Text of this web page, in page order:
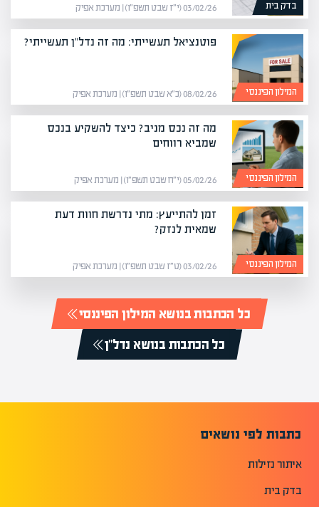
בדק בית 03/02/26 (י״ז שבט תשפ״ו) | מערכת אפיק
המילון הפיננסי
פוטנציאל תעשייתי: מה זה נדל"ן תעשייתי?
08/02/26 (כ״א שבט תשפ״ו) | מערכת אפיק
המילון הפיננסי
מה זה נכס מניב? כיצד להשקיע בנכס
שמביא רווחים
05/02/26 (י״ח שבט תשפ״ו) | מערכת אפיק
המילון הפיננסי
זמן להתייעץ: מתי נדרשת חוות דעת
שמאית לנזק?
03/02/26 (ט״ז שבט תשפ״ו) | מערכת אפיק
כל הכתבות בנושא המילון הפיננסי
כל הכתבות בנושא נדל"ן
כתבות לפי נושאים
איתור נזילות
בדק בית